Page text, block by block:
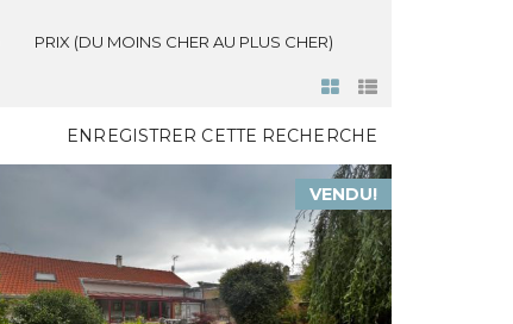
PRIX (DU MOINS CHER AU PLUS CHER)
ENREGISTRER CETTE RECHERCHE
VENDU!